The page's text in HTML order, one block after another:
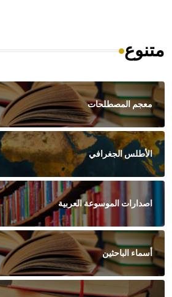
متنوع
معجم المصطلحات
الأطلس الجغرافي
اصدارات الموسوعة العربية
أسماء الباحثين